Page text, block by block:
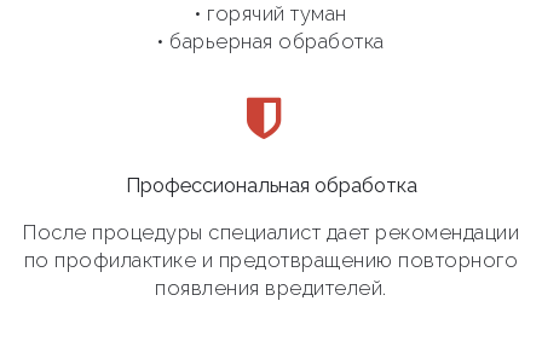
• горячий туман
• барьерная обработка
Профессиональная обработка
После процедуры специалист дает рекомендации
по профилактике и предотвращению повторного
появления вредителей.